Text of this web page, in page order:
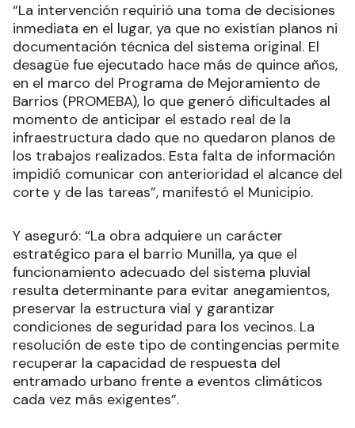
“La intervención requirió una toma de decisiones
inmediata en el lugar, ya que no existían planos ni
documentación técnica del sistema original. El
desagüe fue ejecutado hace más de quince años,
en el marco del Programa de Mejoramiento de
Barrios (PROMEBA), lo que generó dificultades al
momento de anticipar el estado real de la
infraestructura dado que no quedaron planos de
los trabajos realizados. Esta falta de información
impidió comunicar con anterioridad el alcance del
corte y de las tareas”, manifestó el Municipio.
Y aseguró: “La obra adquiere un carácter
estratégico para el barrio Munilla, ya que el
funcionamiento adecuado del sistema pluvial
resulta determinante para evitar anegamientos,
preservar la estructura vial y garantizar
condiciones de seguridad para los vecinos. La
resolución de este tipo de contingencias permite
recuperar la capacidad de respuesta del
entramado urbano frente a eventos climáticos
cada vez más exigentes”.